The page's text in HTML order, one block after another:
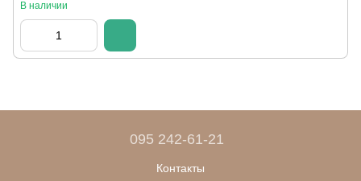
В наличии
095 242-61-21
Контакты